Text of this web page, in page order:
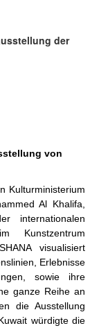
der
von
Kulturministerium
Al Khalifa,
internationalen
Kunstzentrum
visualisiert
Erlebnisse
sowie ihre
ganze Reihe an
die Ausstellung
würdigte die